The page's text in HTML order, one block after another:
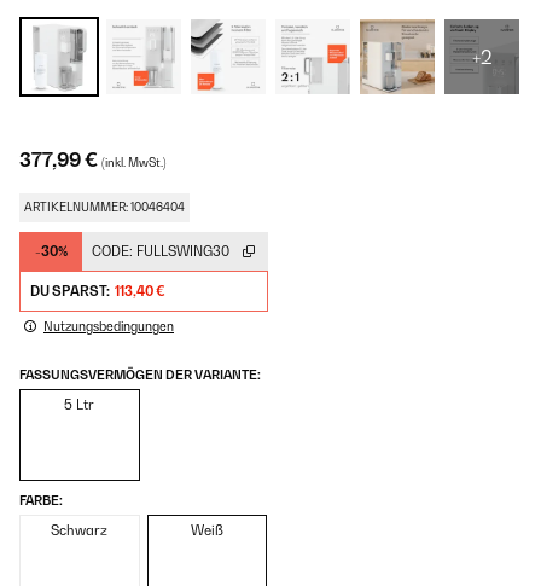
+2
377,99 € (inkl. MwSt.)
ARTIKELNUMMER: 10046404
-30% CODE: FULLSWING30
DU SPARST: 113,40 €
Nutzungsbedingungen
FASSUNGSVERMÖGEN DER VARIANTE:
5 Ltr
FARBE:
Schwarz Weiß